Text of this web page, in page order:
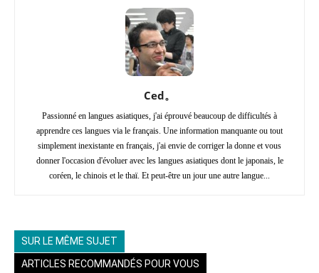
Ced。
Passionné en langues asiatiques, j'ai éprouvé beaucoup de difficultés à
apprendre ces langues via le français. Une information manquante ou tout
simplement inexistante en français, j'ai envie de corriger la donne et vous
donner l'occasion d'évoluer avec les langues asiatiques dont le japonais, le
coréen, le chinois et le thaï. Et peut-être un jour une autre langue...
SUR LE MÊME SUJET
ARTICLES RECOMMANDÉS POUR VOUS